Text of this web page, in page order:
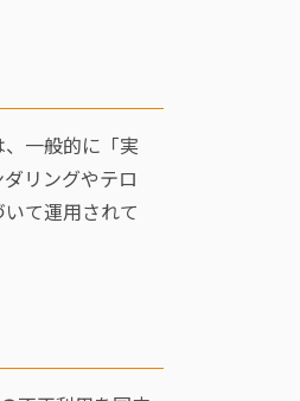
一般的に「実
リングやテロ
て運用されて